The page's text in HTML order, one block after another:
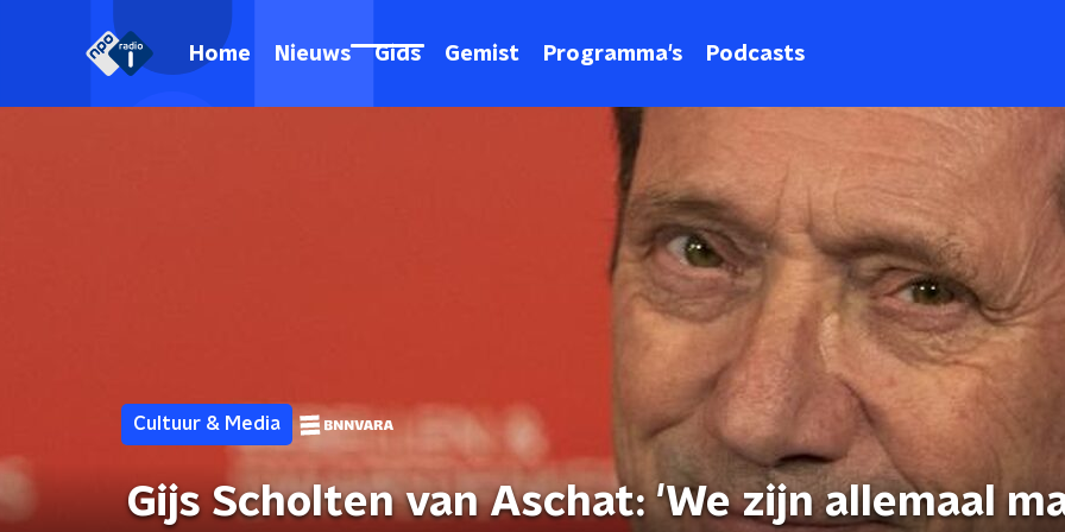
Home Nieuws Gids Gemist Programma's Podcasts
Cultuur & Media
Gijs Scholten van Aschat: 'We zijn allemaal